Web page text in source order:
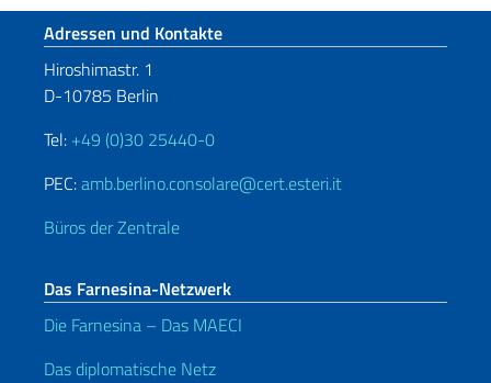
Fußbereich
Adressen und Kontakte
Hiroshimastr. 1
D-10785 Berlin
Tel: +49 (0)30 25440-0
PEC:amb.berlino.consolare@cert.esteri.it
Büros der Zentrale
Das Farnesina-Netzwerk
Die Farnesina – Das MAECI
Das diplomatische Netz